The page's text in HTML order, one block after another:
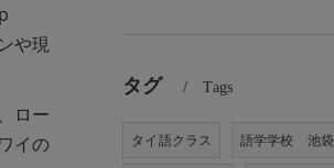
や現
ロー
イの
タグ Tags
タイ語クラス 語学学校 池袋